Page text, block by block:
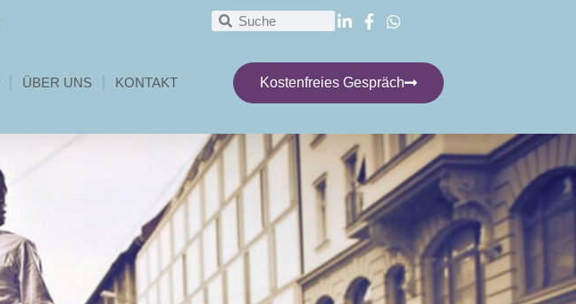
ÜBER UNS KONTAKT Kostenfreies Gespräch